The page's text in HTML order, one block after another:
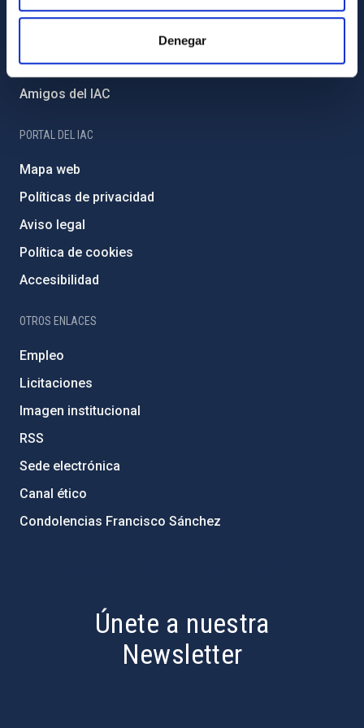
Denegar
Proyectos institucionales
Programa Severo Ochoa
Amigos del IAC
PORTAL DEL IAC
Mapa web
Políticas de privacidad
Aviso legal
Política de cookies
Accesibilidad
OTROS ENLACES
Empleo
Licitaciones
Imagen institucional
RSS
Sede electrónica
Canal ético
Condolencias Francisco Sánchez
Únete a nuestra
Newsletter